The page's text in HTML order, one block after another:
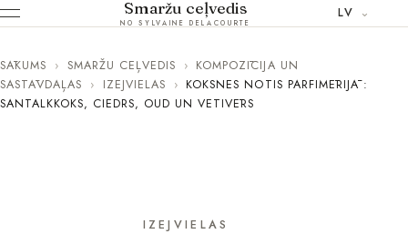
Smaržu ceļvedis
NO SYLVAINE DELACOURTE
LV
SĀKUMS › SMARŽU CEĻVEDIS › KOMPOZĪCIJA UN
SASTĀVDAĻAS
› IZEJVIELAS › KOKSNES NOTIS PARFIMĒRIJĀ :
SANTALKKOKS, CIEDRS, OUD UN VETIVĒRS
IZEJVIELAS